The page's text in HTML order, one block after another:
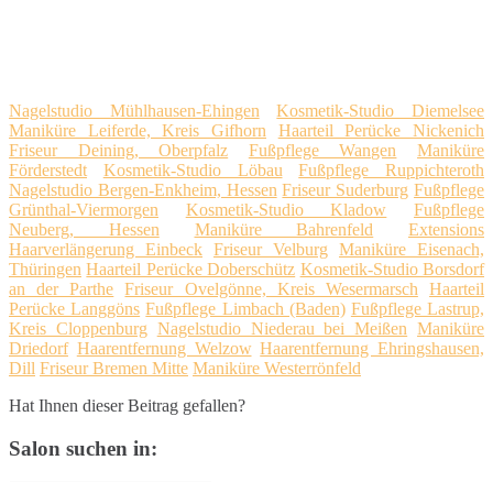
Nagelstudio Mühlhausen-Ehingen
Kosmetik-Studio Diemelsee
Maniküre Leiferde, Kreis Gifhorn
Haarteil Perücke Nickenich
Friseur Deining, Oberpfalz
Fußpflege Wangen
Maniküre
Förderstedt
Kosmetik-Studio Löbau
Fußpflege Ruppichteroth
Nagelstudio Bergen-Enkheim, Hessen Friseur Suderburg Fußpflege
Grünthal-Viermorgen
Kosmetik-Studio Kladow
Fußpflege
Neuberg, Hessen
Maniküre Bahrenfeld
Extensions
Haarverlängerung Einbeck Friseur Velburg
Maniküre Eisenach,
Thüringen Haarteil Perücke Doberschütz Kosmetik-Studio Borsdorf
an der Parthe
Friseur Ovelgönne, Kreis Wesermarsch
Haarteil
Perücke Langgöns Fußpflege Limbach (Baden) Fußpflege Lastrup,
Kreis Cloppenburg Nagelstudio Niederau bei Meißen Maniküre
Driedorf Haarentfernung Welzow Haarentfernung Ehringshausen,
Dill Friseur Bremen Mitte Maniküre Westerrönfeld
Hat Ihnen dieser Beitrag gefallen?
Salon suchen in: